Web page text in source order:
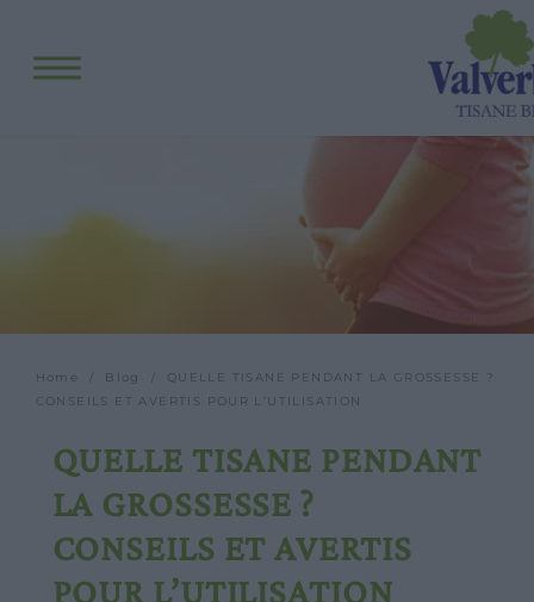
Home Blog
/ QUELLE TISANE PENDANT LA GROSSESSE ?
CONSEILS ET AVERTIS POUR L’UTILISATION
QUELLE TISANE PENDANT
LA GROSSESSE ?
CONSEILS ET AVERTIS
POUR L’UTILISATION